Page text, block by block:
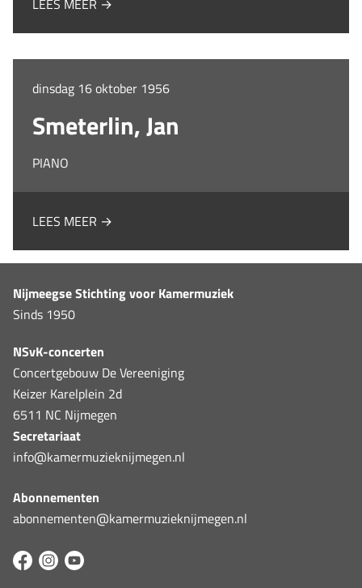
LEES MEER →
dinsdag 16 oktober 1956
Smeterlin, Jan
PIANO
LEES MEER →
Nijmeegse Stichting voor Kamermuziek
Sinds 1950
NSvK-concerten
Concertgebouw De Vereeniging
Keizer Karelplein 2d
6511 NC Nijmegen
Secretariaat
info@kamermuzieknijmegen.nl
Abonnementen
abonnementen@kamermuzieknijmegen.nl